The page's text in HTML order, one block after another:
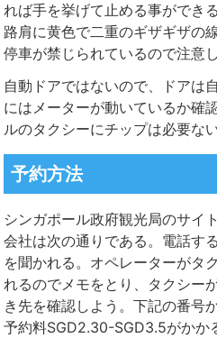
れば手を挙げて止める事ができ
路肩に黄色で二重のギザギザの
停車が禁じられているので注意し
自動ドアではないので、ドアは
にはメーターが動いているか確
ルのタクシーにチップは必要ない
予約方法
シンガポール政府観光局のサイ
会社は次の通りである。 電話す
を聞かれる。オペレーターがタ
れるのでメモをとり、タクシー
き先を確認しよう。下記の番号
予約料SGD2.30-SGD3.5がかか